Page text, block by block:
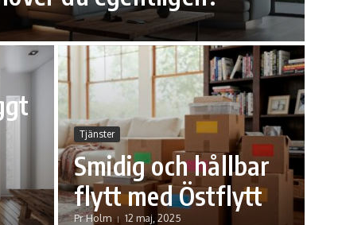
Tjänster
Smidig och hållbar
flytt med Östflytt
Pr Holm 12 maj, 2025